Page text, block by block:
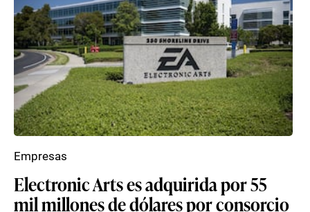
Electronic Arts es adquirida por 55
mil millones de dólares por consorcio
Empresas